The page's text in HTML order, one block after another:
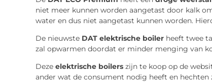
niet meer kunnen worden aangetast door kalk
water en dus niet aangetast kunnen worden.
De nieuwste DAT elektrische boilerheeft twee
zal opwarmen doordat er minder menging van
Deze elektrische boilerszijn te koop op de
ander wat de consument nodig heeft en hechten